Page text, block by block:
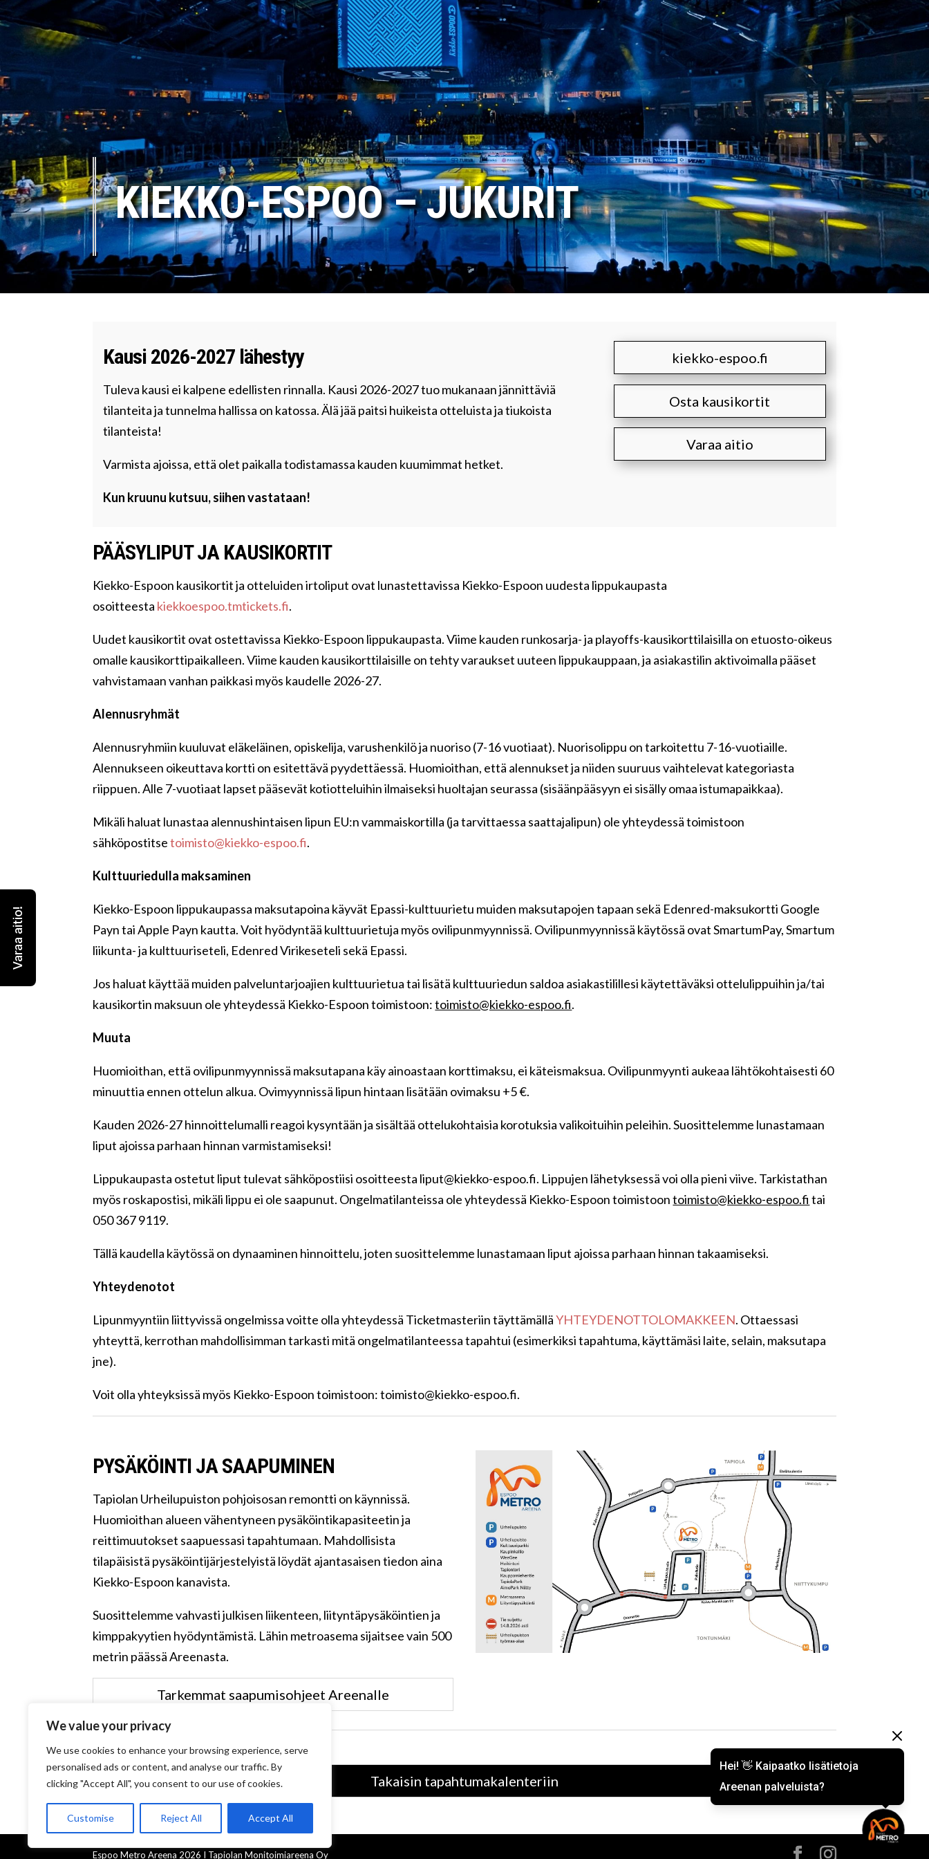
We value your privacy
We use cookies to enhance your browsing experience, serve
personalised ads or content, and analyse our traffic. By
clicking "Accept All", you consent to our use of cookies.
Customise Reject All Accept All
KIEKKO-ESPOO – JUKURIT
Kausi 2026-2027 lähestyy
Tuleva kausi ei kalpene edellisten rinnalla. Kausi 2026-2027 tuo mukanaan jännittäviä
tilanteita ja tunnelma hallissa on katossa. Älä jää paitsi huikeista otteluista ja tiukoista
tilanteista!
Varmista ajoissa, että olet paikalla todistamassa kauden kuumimmat hetket.
Kun kruunu kutsuu, siihen vastataan!
kiekko-espoo.fi
Osta kausikortit
Varaa aitio
PÄÄSYLIPUT JA KAUSIKORTIT
Kiekko-Espoon kausikortit ja otteluiden irtoliput ovat lunastettavissa Kiekko-Espoon uudesta lippukaupasta
osoitteesta kiekkoespoo.tmtickets.fi.
Uudet kausikortit ovat ostettavissa Kiekko-Espoon lippukaupasta. Viime kauden runkosarja- ja playoffs-kausikorttilaisilla on etuosto-oikeus
omalle kausikorttipaikalleen. Viime kauden kausikorttilaisille on tehty varaukset uuteen lippukauppaan, ja asiakastilin aktivoimalla pääset
vahvistamaan vanhan paikkasi myös kaudelle 2026-27.
Alennusryhmät
Alennusryhmiin kuuluvat eläkeläinen, opiskelija, varushenkilö ja nuoriso (7-16 vuotiaat). Nuorisolippu on tarkoitettu 7-16-vuotiaille.
Alennukseen oikeuttava kortti on esitettävä pyydettäessä. Huomioithan, että alennukset ja niiden suuruus vaihtelevat kategoriasta
riippuen. Alle 7-vuotiaat lapset pääsevät kotiotteluihin ilmaiseksi huoltajan seurassa (sisäänpääsyyn ei sisälly omaa istumapaikkaa).
Mikäli haluat lunastaa alennushintaisen lipun EU:n vammaiskortilla (ja tarvittaessa saattajalipun) ole yhteydessä toimistoon
sähköpostitse toimisto@kiekko-espoo.fi.
Kulttuuriedulla maksaminen
Kiekko-Espoon lippukaupassa maksutapoina käyvät Epassi-kulttuurietu muiden maksutapojen tapaan sekä Edenred-maksukortti Google
Payn tai Apple Payn kautta. Voit hyödyntää kulttuurietuja myös ovilipunmyynnissä. Ovilipunmyynnissä käytössä ovat SmartumPay, Smartum
liikunta- ja kulttuuriseteli, Edenred Virikeseteli sekä Epassi.
Jos haluat käyttää muiden palveluntarjoajien kulttuurietua tai lisätä kulttuuriedun saldoa asiakastilillesi käytettäväksi ottelulippuihin ja/tai
kausikortin maksuun ole yhteydessä Kiekko-Espoon toimistoon: toimisto@kiekko-espoo.fi.
Muuta
Huomioithan, että ovilipunmyynnissä maksutapana käy ainoastaan korttimaksu, ei käteismaksua. Ovilipunmyynti aukeaa lähtökohtaisesti 60
minuuttia ennen ottelun alkua. Ovimyynnissä lipun hintaan lisätään ovimaksu +5 €.
Kauden 2026-27 hinnoittelumalli reagoi kysyntään ja sisältää ottelukohtaisia korotuksia valikoituihin peleihin. Suosittelemme lunastamaan
liput ajoissa parhaan hinnan varmistamiseksi!
Lippukaupasta ostetut liput tulevat sähköpostiisi osoitteesta liput@kiekko-espoo.fi. Lippujen lähetyksessä voi olla pieni viive. Tarkistathan
myös roskapostisi, mikäli lippu ei ole saapunut. Ongelmatilanteissa ole yhteydessä Kiekko-Espoon toimistoon toimisto@kiekko-espoo.fi tai
050 367 9119.
Tällä kaudella käytössä on dynaaminen hinnoittelu, joten suosittelemme lunastamaan liput ajoissa parhaan hinnan takaamiseksi.
Yhteydenotot
Lipunmyyntiin liittyvissä ongelmissa voitte olla yhteydessä Ticketmasteriin täyttämälläYHTEYDENOTTOLOMAKKEEN. Ottaessasi
yhteyttä, kerrothan mahdollisimman tarkasti mitä ongelmatilanteessa tapahtui (esimerkiksi tapahtuma, käyttämäsi laite, selain, maksutapa
jne).
Voit olla yhteyksissä myös Kiekko-Espoon toimistoon:toimisto@kiekko-espoo.fi.
PYSÄKÖINTI JA SAAPUMINEN
Tapiolan Urheilupuiston pohjoisosan remontti on käynnissä.
Huomioithan alueen vähentyneen pysäköintikapasiteetin ja
reittimuutokset saapuessasi tapahtumaan. Mahdollisista
tilapäisistä pysäköintijärjestelyistä löydät ajantasaisen tiedon aina
Kiekko-Espoon kanavista.
Suosittelemme vahvasti julkisen liikenteen, liityntäpysäköintien ja
kimppakyytien hyödyntämistä. Lähin metroasema sijaitsee vain 500
metrin päässä Areenasta.
Tarkemmat saapumisohjeet Areenalle
Takaisin tapahtumakalenteriin
Espoo Metro Areena 2026 I Tapiolan Monitoimiareena Oy
Hei! 👋 Kaipaatko lisätietoja
Areenan palveluista?
Varaa aitio!